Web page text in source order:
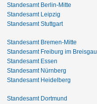
Standesamt Berlin-Mitte
Standesamt Leipzig
Standesamt Stuttgart
Standesamt Bremen-Mitte
Standesamt Freiburg im Breisgau
Standesamt Essen
Standesamt Nürnberg
Standesamt Heidelberg
Standesamt Dortmund